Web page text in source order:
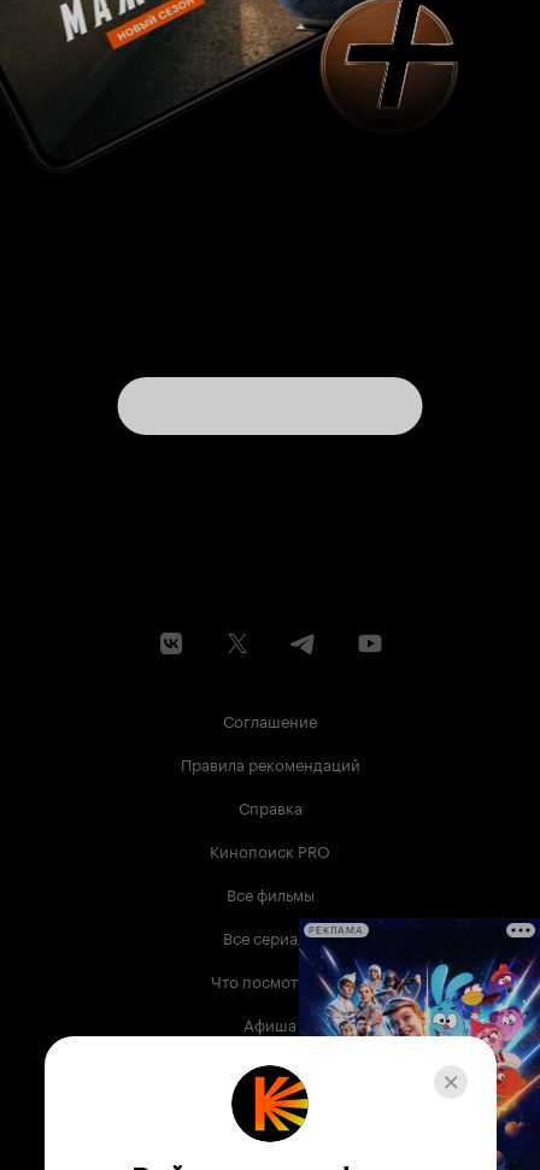
Соглашение
Правила рекомендаций
Справка
Кинопоиск PRO
Все фильмы
Все сериалы
Что посмотреть
Афиша
Музыка
Телепрограмма
РЕКЛАМА